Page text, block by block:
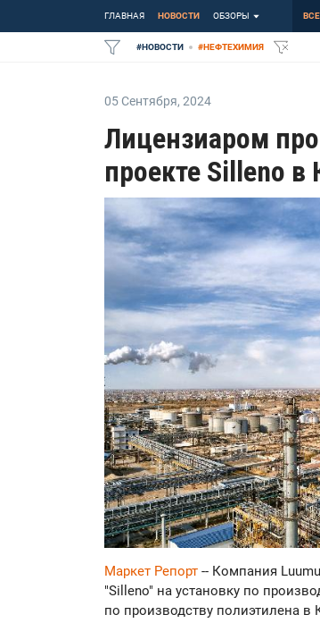
ГЛАВНАЯ НОВОСТИ ОБЗОРЫ
#НОВОСТИ #НЕФТЕХИМИЯ
05 Сентября, 2024
Лицензиаром
проекте Silleno в
Маркет Репорт -- Компания
"Silleno" на установку по
по производству полиэтилена в